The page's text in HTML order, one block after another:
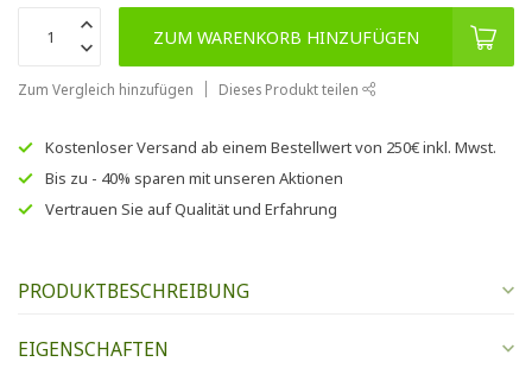
ZUM WARENKORB HINZUFÜGEN
Zum Vergleich hinzufügen Dieses Produkt teilen
Kostenloser Versand ab einem Bestellwert von 250€inkl. Mwst.
Bis zu - 40% sparen mit unseren Aktionen
Vertrauen Sie aufQualität und Erfahrung
PRODUKTBESCHREIBUNG
EIGENSCHAFTEN